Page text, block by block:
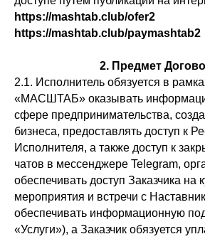
https://mashtab.club/ofer2
https://mashtab.club/paymashtab2
2. Предмет
2.1. Исполнитель обязуется в
«МАСШТАБ» оказывать
сфере предпринимательства,
бизнеса, предоставлять доступ к
Исполнителя, а также доступ к
чатов в мессенджере Telegram,
обеспечивать доступ Заказчика на
мероприятия и встречи с
обеспечивать информационную
«Услуги»), а Заказчик обязуется